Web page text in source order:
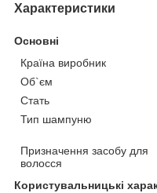
Характеристики
Основні
Країна виробник
Об`єм
Стать
Тип шампуню
Призначення засобу для
волосся
Користувальницькі